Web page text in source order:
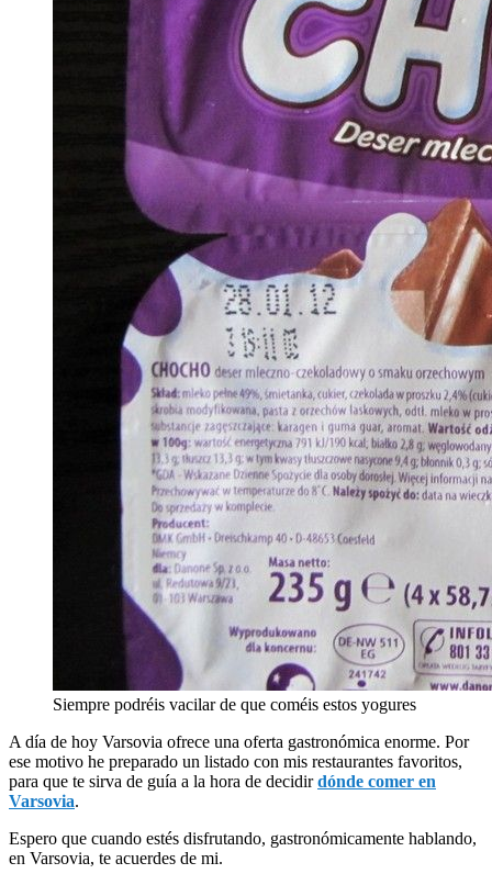
Siempre podréis vacilar de que coméis estos yogures
A día de hoy Varsovia ofrece una oferta gastronómica enorme. Por
ese motivo he preparado un listado con mis restaurantes favoritos,
para que te sirva de guía a la hora de decidirdónde comer en
Varsovia.
Espero que cuando estés disfrutando, gastronómicamente hablando,
en Varsovia, te acuerdes de mi.